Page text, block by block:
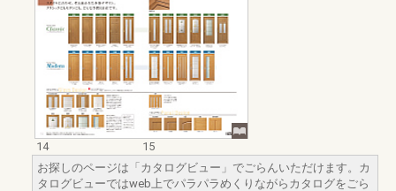
14
15
お探しのページは「カタログビュー」でごらんいただけます。カ
タログビューではweb上でパラパラめくりながらカタログをごら